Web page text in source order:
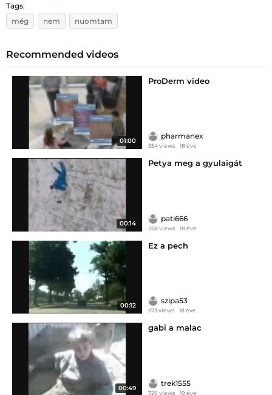
Tags:
még
nem nuomtam
Recommended videos
01:00
ProDerm video
pharmanex
354 views 18 éve
00:14
Petya meg a gyulaigát
pati666
258 views 18 éve
00:12
Ez a pech
szipa53
573 views 18 éve
00:49
gabi a malac
trek1555
729 views 19 éve